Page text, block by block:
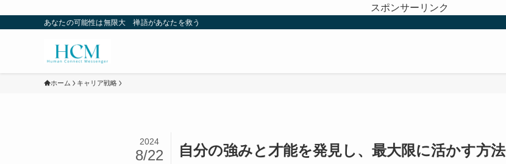
スポンサーリンク
あなたの可能性は無限大 禅語があなたを救う
ホーム キャリア戦略
自分の強みと才能を発見し、最大限に活かす方法
2024
8/22